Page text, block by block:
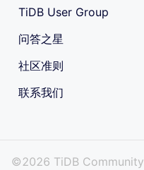
TiDB User Group
问答之星
社区准则
联系我们
©2026 TiDB Community